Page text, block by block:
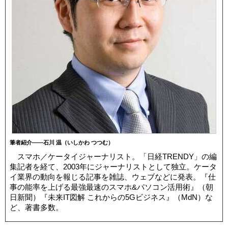
筆者紹介――石川 温（いしかわ つつむ）
スマホ／ケータイジャーナリスト。「日経TRENDY」の編
集記者を経て、2003年にジャーナリストとして独立。ケータ
イ業界の動向を報じる記事を雑誌、ウェブなどに発表。『仕
事の能率を上げる最強最速のスマホ&パソコン活用術』（朝
日新聞）『未来IT図解 これからの5Gビジネス』（MdN）な
ど、著書多数。